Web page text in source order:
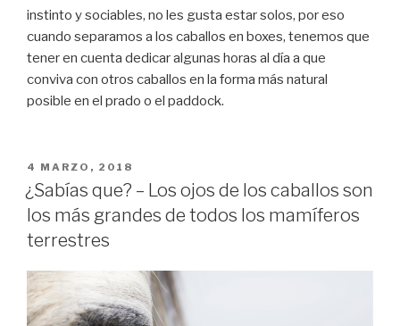
instinto y sociables, no les gusta estar solos, por eso
cuando separamos a los caballos en boxes, tenemos que
tener en cuenta dedicar algunas horas al día a que
conviva con otros caballos en la forma más natural
posible en el prado o el paddock.
PUBLICADO
EL
4 MARZO, 2018
¿Sabías que? – Los ojos de los caballos son
los más grandes de todos los mamíferos
terrestres